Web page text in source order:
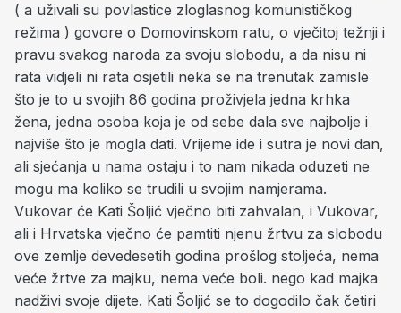
( a uživali su povlastice zloglasnog komunističkog
režima ) govore o Domovinskom ratu, o vječitoj težnji i
pravu svakog naroda za svoju slobodu, a da nisu ni
rata vidjeli ni rata osjetili neka se na trenutak zamisle
što je to u svojih 86 godina proživjela jedna krhka
žena, jedna osoba koja je od sebe dala sve najbolje i
najviše što je mogla dati. Vrijeme ide i sutra je novi dan,
ali sjećanja u nama ostaju i to nam nikada oduzeti ne
mogu ma koliko se trudili u svojim namjerama.
Vukovar će Kati Šoljić vječno biti zahvalan, i Vukovar,
ali i Hrvatska vječno će pamtiti njenu žrtvu za slobodu
ove zemlje devedesetih godina prošlog stoljeća, nema
veće žrtve za majku, nema veće boli. nego kad majka
nadživi svoje dijete. Kati Šoljić se to dogodilo čak četiri